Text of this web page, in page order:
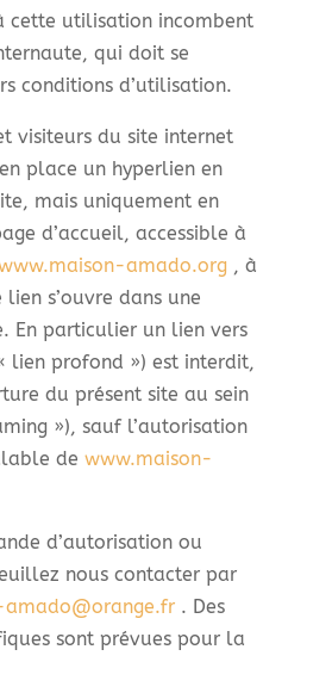
cette utilisation incombent
qui doit se
conditions d’utilisation.
visiteurs du site internet
place un hyperlien en
mais uniquement en
d’accueil, accessible à
amado.org, à
s’ouvre dans une
En particulier un lien vers
lien profond ») est interdit,
du présent site au sein
»), sauf l’autorisation
de www.maison-
d’autorisation ou
nous contacter par
. Des
sont prévues pour la